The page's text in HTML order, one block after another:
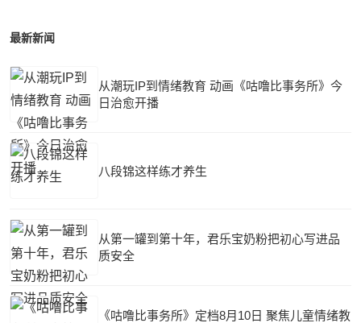
最新新闻
从潮玩IP到情绪教育 动画《咕噜比事务所》今
日治愈开播
八段锦这样练才养生
从第一罐到第十年，君乐宝奶粉把初心写进品
质安全
《咕噜比事务所》定档8月10日 聚焦儿童情绪教